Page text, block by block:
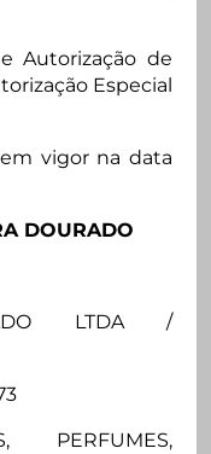
Autorização de
Especial
vigor na data
DOURADO
LTDA /
PERFUMES,